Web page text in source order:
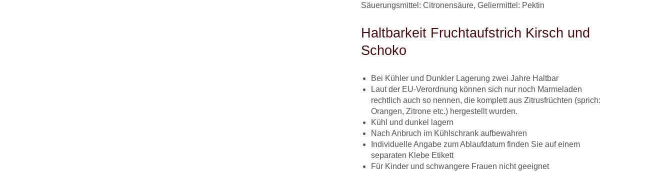
Säuerungsmittel: Citronensäure, Geliermittel: Pektin
Haltbarkeit Fruchtaufstrich Kirsch und
Schoko
Bei Kühler und Dunkler Lagerung zwei Jahre Haltbar
Laut der EU-Verordnung können sich nur noch Marmeladen
rechtlich auch so nennen, die komplett aus Zitrusfrüchten (sprich:
Orangen, Zitrone etc.) hergestellt wurden.
Kühl und dunkel lagern
Nach Anbruch im Kühlschrank aufbewahren
Individuelle Angabe zum Ablaufdatum finden Sie auf einem
separaten Klebe Etikett
Für Kinder und schwangere Frauen nicht geeignet